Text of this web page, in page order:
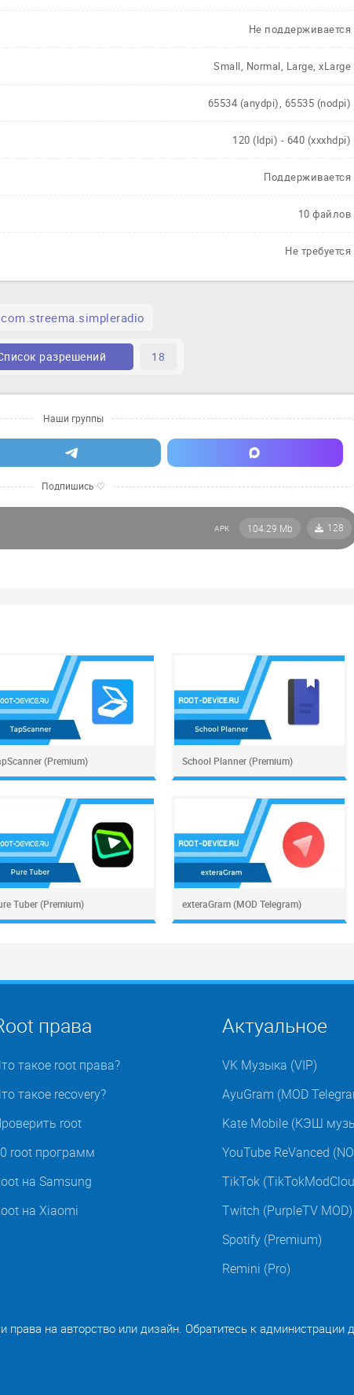
Не поддерживается
Small, Normal, Large, xLarge
65534 (anydpi), 65535 (nodpi)
120 (ldpi) - 640 (xxxhdpi)
Поддерживается
10 файлов
Не требуется
com.streema.simpleradio
разрешений 18
APK 104.29 Mb 128
(Premium) School Planner (Premium)
Tuber (Premium) exteraGram (MOD Telegram)
права
такое root права?
такое recovery?
root
root программ
на Samsung
на Xiaomi
Актуальное
VK Музыка (VIP)
AyuGram (MOD
Kate Mobile (КЭШ
YouTube ReVanced
TikTok
Twitch (PurpleTV MOD)
Spotify (Premium)
Remini (Pro)
права на авторство или дизайн. Обратитесь к администрации